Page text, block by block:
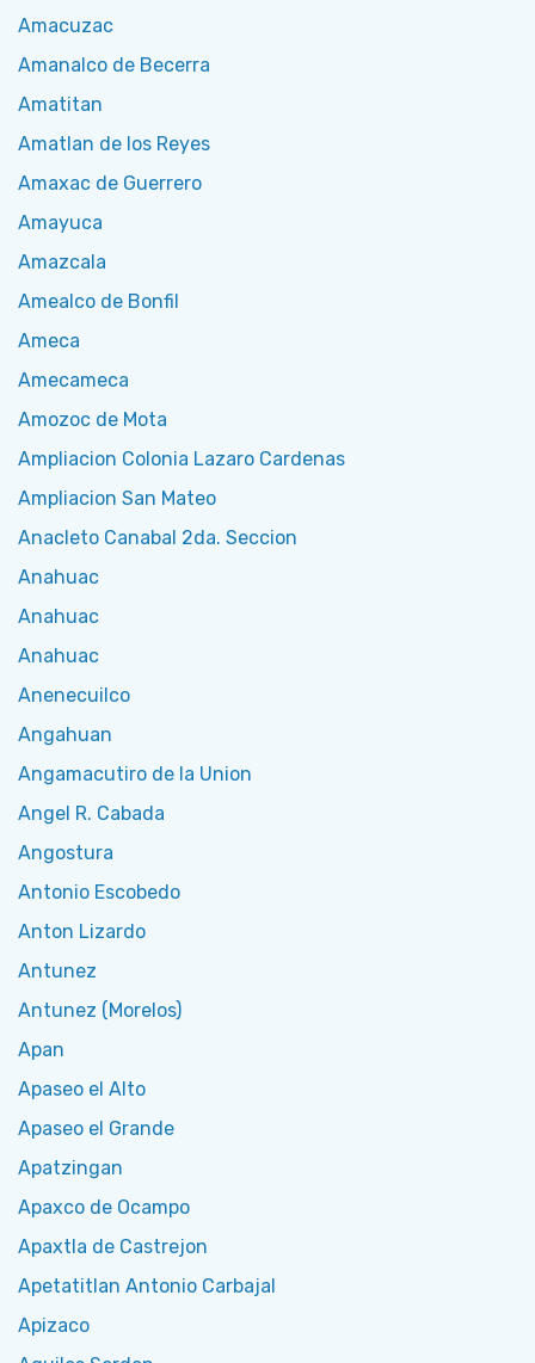
Amacuzac
Amanalco de Becerra
Amatitan
Amatlan de los Reyes
Amaxac de Guerrero
Amayuca
Amazcala
Amealco de Bonfil
Ameca
Amecameca
Amozoc de Mota
Ampliacion Colonia Lazaro Cardenas
Ampliacion San Mateo
Anacleto Canabal 2da. Seccion
Anahuac
Anahuac
Anahuac
Anenecuilco
Angahuan
Angamacutiro de la Union
Angel R. Cabada
Angostura
Antonio Escobedo
Anton Lizardo
Antunez
Antunez (Morelos)
Apan
Apaseo el Alto
Apaseo el Grande
Apatzingan
Apaxco de Ocampo
Apaxtla de Castrejon
Apetatitlan Antonio Carbajal
Apizaco